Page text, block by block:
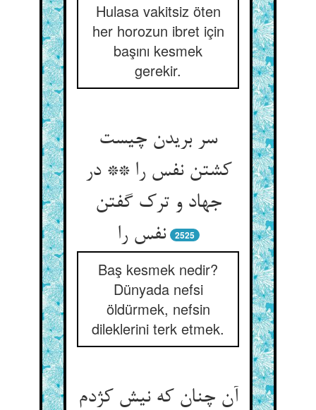
Hulasa vakitsiz öten
her horozun ibret için
başını kesmek
gerekir.
سر بریدن چیست
کشتن نفس را ** در
جهاد و ترک گفتن
نفس را
2525
Baş kesmek nedir?
Dünyada nefsi
öldürmek, nefsin
dileklerini terk etmek.
آن چنان که نیش کژدم